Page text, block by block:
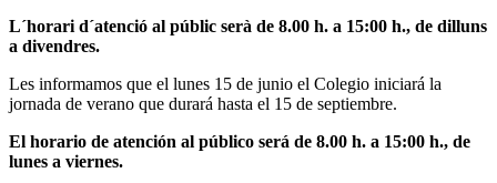
L´horari d´atenció al públic serà de 8.00 h. a 15:00 h., de dilluns
a divendres.
Les informamos que el lunes 15 de junio el Colegio iniciará la
jornada de verano que durará hasta el 15 de septiembre.
El horario de atención al público será de 8.00 h. a 15:00 h., de
lunes a viernes.